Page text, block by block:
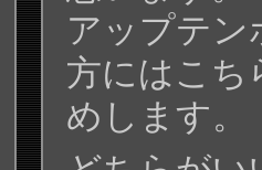
アップテン
方にはこち
めします。